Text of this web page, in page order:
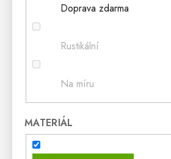
Doprava zdarma
Rustikální
Na míru
MATERIÁL